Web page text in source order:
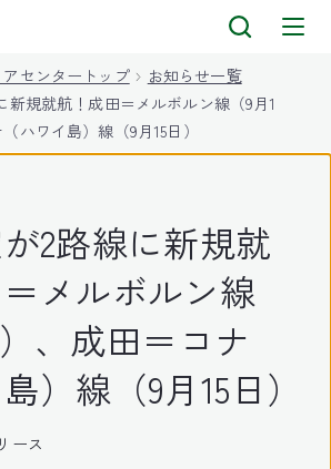
アセンタートップ
お知らせ一覧
新規就航！成田＝メルボルン線（9月1
ハワイ島）線（9月15日）
2路線に新規就
メルボルン線
）、成田＝コナ
）線（9月15日）
ース